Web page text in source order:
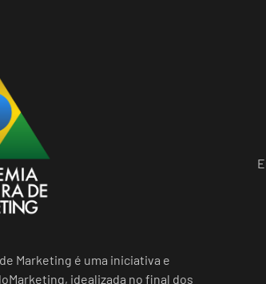
Marketing é uma iniciativa e
idealizada no final dos